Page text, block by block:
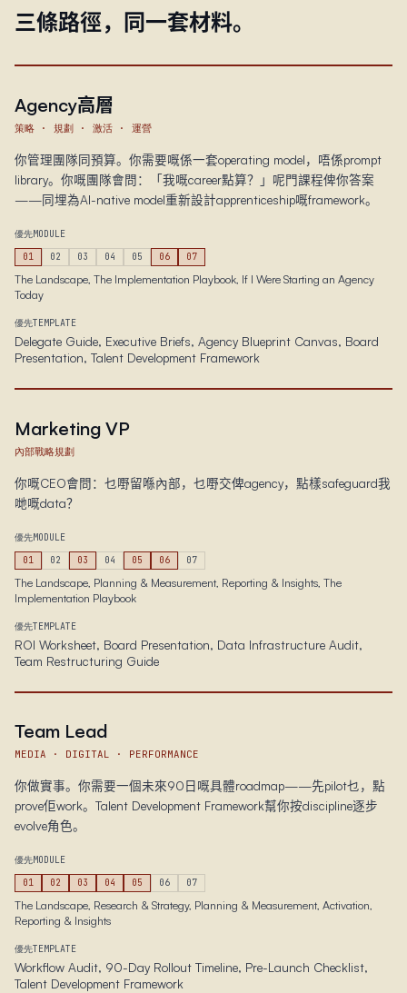
三條路徑，同一套材料。
Agency高層
策略 · 規劃 · 激活 · 運營
你管理團隊同預算。你需要嘅係一套operating model，唔係prompt
library。你嘅團隊會問：「我嘅career點算？」呢門課程俾你答案
——同埋為AI-native model重新設計apprenticeship嘅framework。
優先MODULE
01
02 03 04 05 06 07
The Landscape, The Implementation Playbook, If I Were Starting an Agency
Today
優先TEMPLATE
Delegate Guide, Executive Briefs, Agency Blueprint Canvas, Board
Presentation, Talent Development Framework
Marketing VP
內部戰略規劃
你嘅CEO會問：乜嘢留喺內部，乜嘢交俾agency，點樣safeguard我
哋嘅data？
優先MODULE
01
02 03 04 05 06 07
The Landscape, Planning & Measurement, Reporting & Insights, The
Implementation Playbook
優先TEMPLATE
ROI Worksheet, Board Presentation, Data Infrastructure Audit,
Team Restructuring Guide
Team Lead
MEDIA · DIGITAL · PERFORMANCE
你做實事。你需要一個未來90日嘅具體roadmap——先pilot乜，點
prove佢work。Talent Development Framework幫你按discipline逐步
evolve角色。
優先MODULE
01
02 03 04 05 06 07
The Landscape, Research & Strategy, Planning & Measurement, Activation,
Reporting & Insights
優先TEMPLATE
Workflow Audit, 90-Day Rollout Timeline, Pre-Launch Checklist,
Talent Development Framework